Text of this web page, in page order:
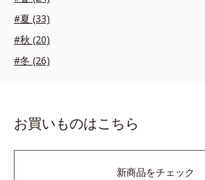
#夏 (33)
#秋 (20)
#冬 (26)
お買いものはこちら
新商品をチェック